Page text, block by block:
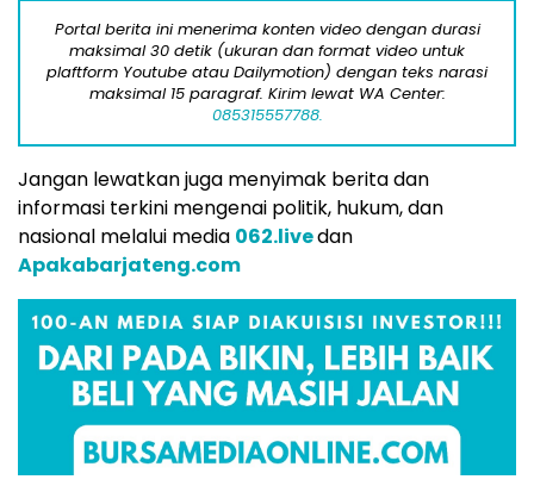
Portal berita ini menerima konten video dengan durasi
maksimal 30 detik (ukuran dan format video untuk
plaftform Youtube atau Dailymotion) dengan teks narasi
maksimal 15 paragraf. Kirim lewat WA Center:
085315557788.
Jangan lewatkan juga menyimak berita dan
informasi terkini mengenai politik, hukum, dan
nasional melalui media 062.livedan
Apakabarjateng.com